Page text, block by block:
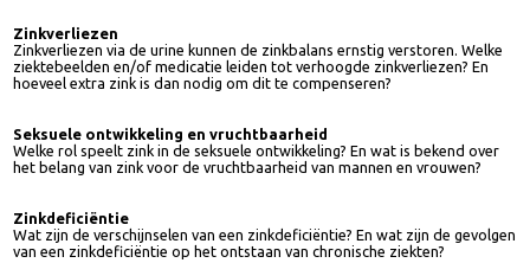
De darm speelt een belangrijke rol in de regulatie van de zinkbalans.
Welke voedingsfactoren beïnvloeden deze regulatie? En welke rol
de pancreas?
Zinkverliezen via de urine kunnen de zinkbalans ernstig verstoren. Welke
ziektebeelden en/of medicatie leiden tot verhoogde zinkverliezen? En
hoeveel extra zink is dan nodig om dit te compenseren?
Seksuele ontwikkeling en vruchtbaarheid
Welke rol speelt zink in de seksuele ontwikkeling? En wat is bekend over
het belang van zink voor de vruchtbaarheid van mannen en vrouwen?